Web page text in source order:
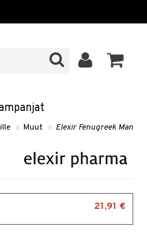
» Muut » Elexir Fenugreek Man
21,91 €